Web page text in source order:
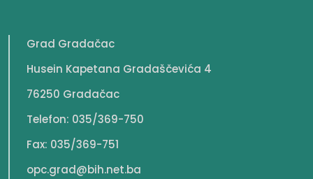
Grad Gradačac
Husein Kapetana Gradaščevića 4
76250 Gradačac
Telefon: 035/369-750
Fax: 035/369-751
opc.grad@bih.net.ba